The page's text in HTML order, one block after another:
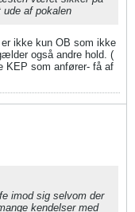
af pokalen
ikke kun OB som ikke
også andre hold. (
KEP som anfører- få af
imod sig selvom der
kendelser med